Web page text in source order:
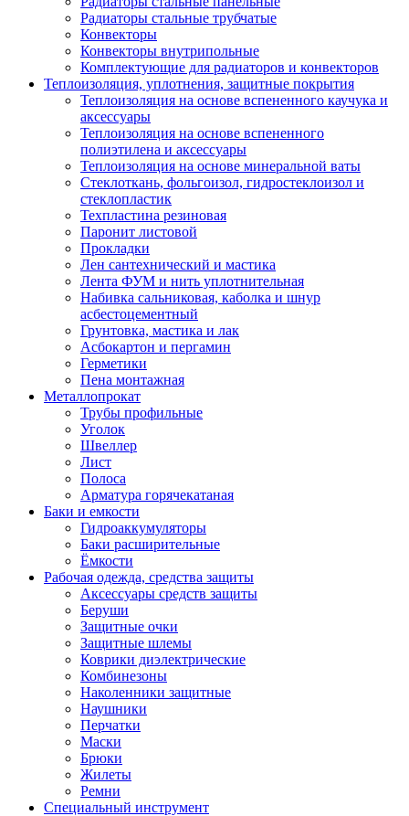
Радиаторы стальные трубчатые
Конвекторы
Конвекторы внутрипольные
Комплектующие для радиаторов и конвекторов
Теплоизоляция, уплотнения, защитные покрытия
Теплоизоляция на основе вспененного каучука и
аксессуары
Теплоизоляция на основе вспененного
полиэтилена и аксессуары
Теплоизоляция на основе минеральной ваты
Стеклоткань, фольгоизол, гидростеклоизол и
стеклопластик
Техпластина резиновая
Паронит листовой
Прокладки
Лен сантехнический и мастика
Лента ФУМ и нить уплотнительная
Набивка сальниковая, каболка и шнур
асбестоцементный
Грунтовка, мастика и лак
Асбокартон и пергамин
Герметики
Пена монтажная
Металлопрокат
Трубы профильные
Уголок
Швеллер
Лист
Полоса
Арматура горячекатаная
Баки и емкости
Гидроаккумуляторы
Баки расширительные
Ёмкости
Рабочая одежда, средства защиты
Аксессуары средств защиты
Беруши
Защитные очки
Защитные шлемы
Коврики диэлектрические
Комбинезоны
Наколенники защитные
Наушники
Перчатки
Маски
Брюки
Жилеты
Ремни
Специальный инструмент